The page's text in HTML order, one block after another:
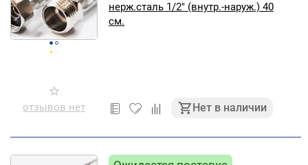
отзывов нет
нерж.сталь 1/2" (внутр.-наруж.) 40
см.
Нет в наличии